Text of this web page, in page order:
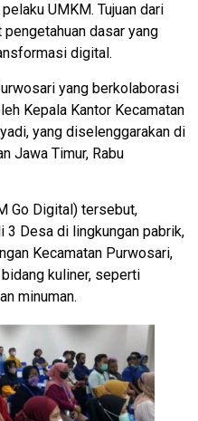
UMKM. Tujuan dari
dasar yang
digital.
yang berkolaborasi
Kepala Kantor Kecamatan
yang diselenggarakan di
Jawa Timur, Rabu
Go Digital) tersebut,
Desa di lingkungan pabrik,
Kecamatan Purwosari,
kuliner, seperti
minuman.